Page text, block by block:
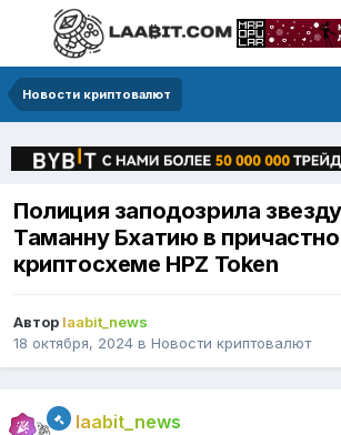
Новости криптовалют
Полиция заподозрила
Таманну Бхатию в
криптосхеме HPZ Token
Автор laabit_news
18 октября, 2024 в Новости криптовалют
laabit_news